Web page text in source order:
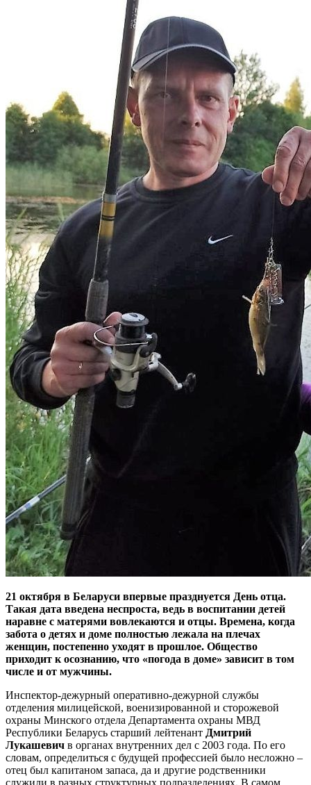
21 октября в Беларуси впервые празднуется День отца.
Такая дата введена неспроста, ведь в воспитании детей
наравне с матерями вовлекаются и отцы. Времена, когда
забота о детях и доме полностью лежала на плечах
женщин, постепенно уходят в прошлое. Общество
приходит к осознанию, что «погода в доме» зависит в том
числе и от мужчины.
Инспектор-дежурный оперативно-дежурной службы
отделения милицейской, военизированной и сторожевой
охраны Минского отдела Департамента охраны МВД
Республики Беларусь старший лейтенант Дмитрий
Лукашевич в органах внутренних дел с 2003 года. По его
словам, определиться с будущей профессией было несложно –
отец был капитаном запаса, да и другие родственники
служили в разных структурных подразделениях. В самом